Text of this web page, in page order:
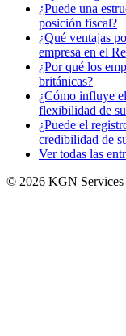
¿Puede una
posición fiscal?
¿Qué ventajas
empresa en el
¿Por qué los
británicas?
¿Cómo influye
flexibilidad de
¿Puede el
credibilidad de
Ver todas las
© 2026 KGN